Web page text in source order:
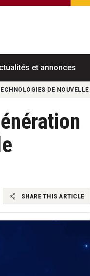
et annonces
DE
SHARE THIS ARTICLE